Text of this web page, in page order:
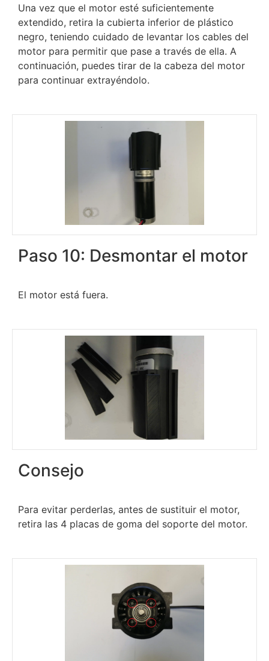
Una vez que el motor esté suficientemente
extendido, retira la cubierta inferior de plástico
negro, teniendo cuidado de levantar los cables del
motor para permitir que pase a través de ella. A
continuación, puedes tirar de la cabeza del motor
para continuar extrayéndolo.
Paso 10: Desmontar el motor
El motor está fuera.
Consejo
Para evitar perderlas, antes de sustituir el motor,
retira las 4 placas de goma del soporte del motor.